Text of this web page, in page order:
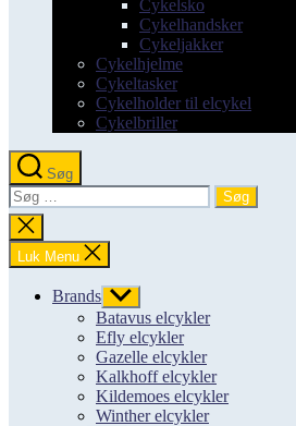
Cykelsko
Cykelhandsker
Cykeljakker
Cykelhjelme
Cykeltasker
Cykelholder til elcykel
Cykelbriller
Søg
Søg
efter:
Luk
søgning
Luk Menu
Brands Vis
undermenu
Batavus elcykler
Efly elcykler
Gazelle elcykler
Kalkhoff elcykler
Kildemoes elcykler
Winther elcykler